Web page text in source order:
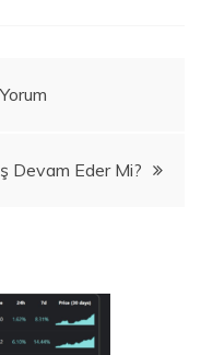
Devam Eder Mi?